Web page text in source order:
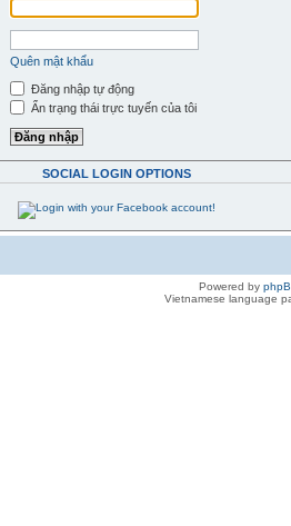
Quên mật khẩu
Đăng nhập tự động
Ẩn trạng thái trực tuyến của tôi
SOCIAL LOGIN OPTIONS
Powered by
Vietnamese language